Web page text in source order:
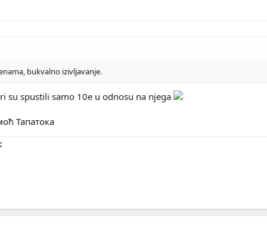
bukvalno izivljavanje.
su spustili samo 10e u odnosu na njega
Тапатока